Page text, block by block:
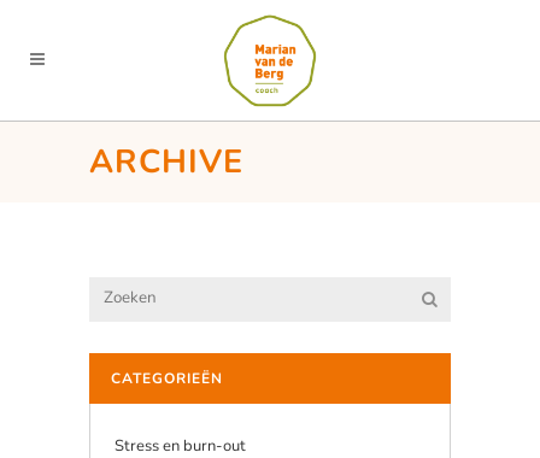
ARCHIVE
CATEGORIEËN
Stress en burn-out